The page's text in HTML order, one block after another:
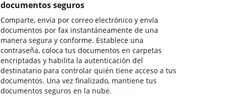
documentos seguros
Comparte, envía por correo electrónico y envía
documentos por fax instantáneamente de una
manera segura y conforme. Establece una
contraseña, coloca tus documentos en carpetas
encriptadas y habilita la autenticación del
destinatario para controlar quién tiene acceso a tus
documentos. Una vez finalizado, mantiene tus
documentos seguros en la nube.